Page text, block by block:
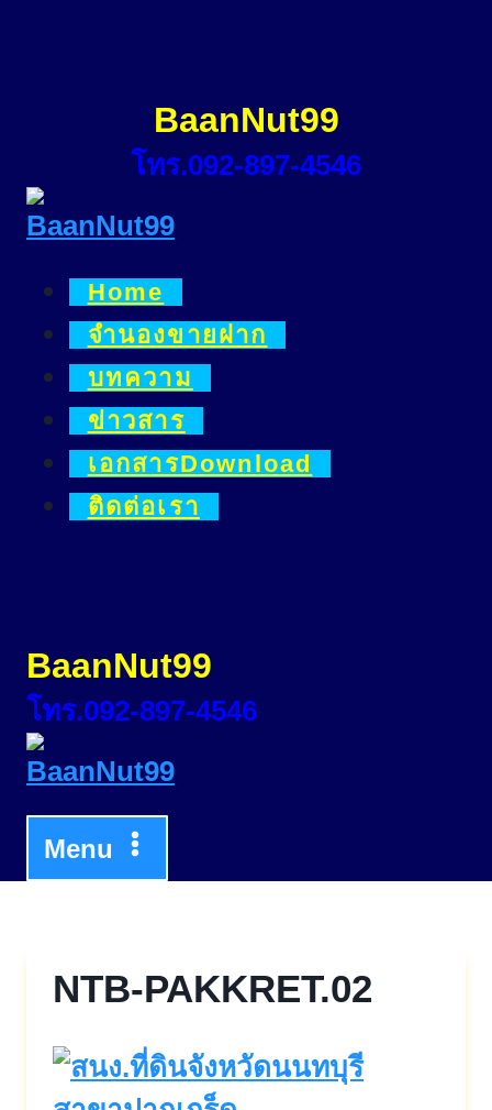
BaanNut99
โทร.092-897-4546
Home
จำนองขายฝาก
บทความ
ข่าวสาร
เอกสารDownload
ติดต่อเรา
BaanNut99
โทร.092-897-4546
Menu
NTB-PAKKRET.02